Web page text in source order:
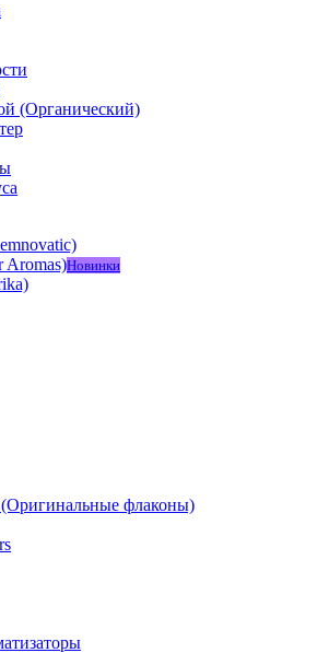
(Органический)
Aromas)Новинки
(Оригинальные флаконы)